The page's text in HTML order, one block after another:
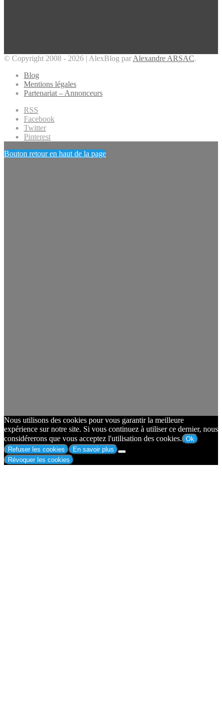
© Copyright 2008 - 2026 | AlexBlog par Alexandre ARSAC.
Blog
Mentions légales
Partenariat – Annonceurs
RSS
Facebook
Twitter
Pinterest
Bouton retour en haut de la page
Nous utilisons des cookies pour vous garantir la meilleure
expérience sur notre site. Si vous continuez à utiliser ce dernier, nous
considérerons que vous acceptez l'utilisation des cookies. Ok
Refuser les cookies
En savoir plus
Révoquer les cookies